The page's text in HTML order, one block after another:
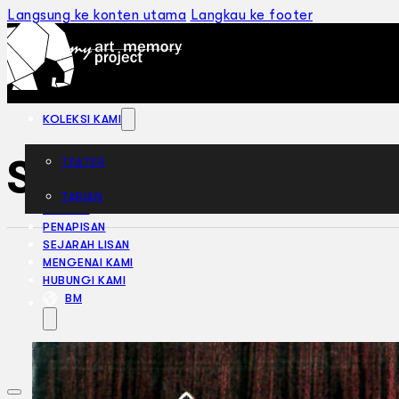
Langsung ke konten utama Langkau ke footer
KOLEKSI KAMI
TEATER
TARIAN
PENAPISAN
SEJARAH LISAN
MENGENAI KAMI
HUBUNGI KAMI
BM
EN
Selendang Umi